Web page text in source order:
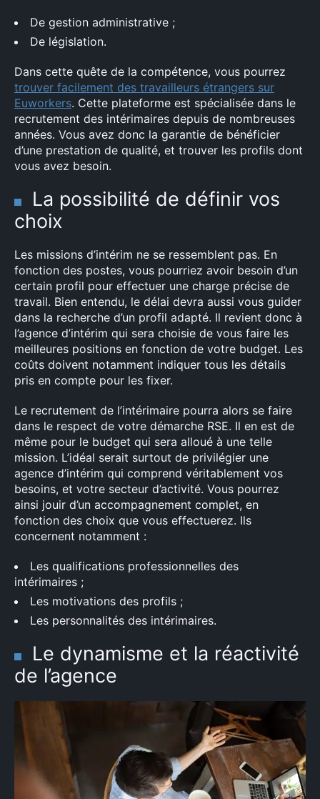
De gestion administrative ;
De législation.
Dans cette quête de la compétence, vous pourrez
trouver facilement des travailleurs étrangers sur
Euworkers. Cette plateforme est spécialisée dans le
recrutement des intérimaires depuis de nombreuses
années. Vous avez donc la garantie de bénéficier
d’une prestation de qualité, et trouver les profils dont
vous avez besoin.
La possibilité de définir vos
choix
Les missions d’intérim ne se ressemblent pas. En
fonction des postes, vous pourriez avoir besoin d’un
certain profil pour effectuer une charge précise de
travail. Bien entendu, le délai devra aussi vous guider
dans la recherche d’un profil adapté. Il revient donc à
l’agence d’intérim qui sera choisie de vous faire les
meilleures positions en fonction de votre budget. Les
coûts doivent notamment indiquer tous les détails
pris en compte pour les fixer.
Le recrutement de l’intérimaire pourra alors se faire
dans le respect de votre démarche RSE. Il en est de
même pour le budget qui sera alloué à une telle
mission. L’idéal serait surtout de privilégier une
agence d’intérim qui comprend véritablement vos
besoins, et votre secteur d’activité. Vous pourrez
ainsi jouir d’un accompagnement complet, en
fonction des choix que vous effectuerez. Ils
concernent notamment :
Les qualifications professionnelles des
intérimaires ;
Les motivations des profils ;
Les personnalités des intérimaires.
Le dynamisme et la réactivité
de l’agence
×